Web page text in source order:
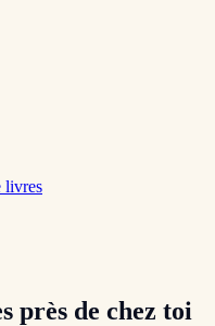
livres
près de chez toi